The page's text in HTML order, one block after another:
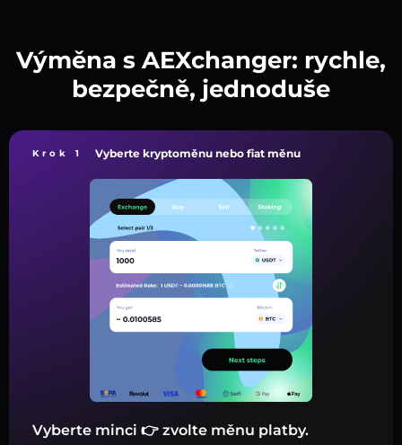
Výměna s AEXchanger: rychle,
bezpečně, jednoduše
Krok 1 Vyberte kryptoměnu nebo fiat měnu
Vyberte minci 👉 zvolte měnu platby.